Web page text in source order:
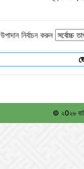
উপাদান নির্বাচন করুন
© ২0২৬